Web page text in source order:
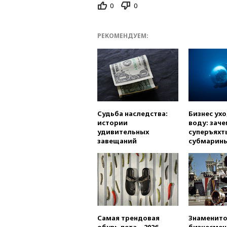
0 0
РЕКОМЕНДУЕМ:
Судьба наследства:
истории
удивительных
завещаний
Бизнес
воду:
Самая трендовая